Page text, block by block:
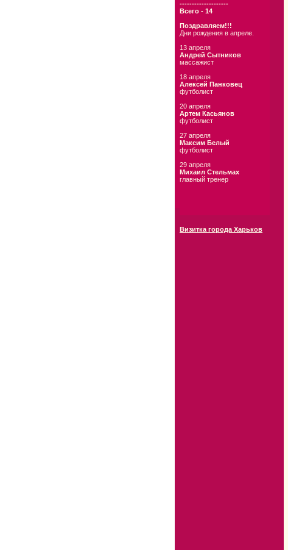
--------------------
Всего - 14
Поздравляем!!!
Дни рождения в апреле.
13 апреля
Андрей Сытников
массажист
18 апреля
Алексей Панковец
футболист
20 апреля
Артем Касьянов
футболист
27 апреля
Максим Белый
футболист
29 апреля
Михаил Стельмах
главный тренер
Визитка города Харьков